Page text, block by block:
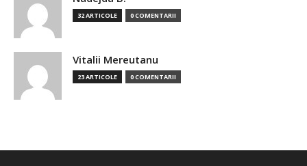
32 ARTICOLE 0 COMENTARII
Vitalii Mereutanu
23 ARTICOLE 0 COMENTARII